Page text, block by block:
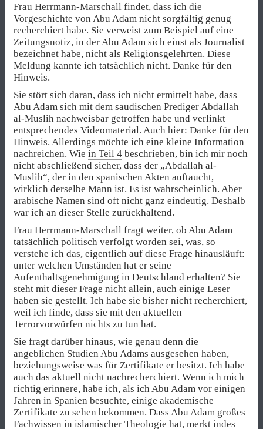
Frau Herrmann-Marschall findet, dass ich die
Vorgeschichte von Abu Adam nicht sorgfältig genug
recherchiert habe. Sie verweist zum Beispiel auf eine
Zeitungsnotiz, in der Abu Adam sich einst als Journalist
bezeichnet habe, nicht als Religionsgelehrten. Diese
Meldung kannte ich tatsächlich nicht. Danke für den
Hinweis.
Sie stört sich daran, dass ich nicht ermittelt habe, dass
Abu Adam sich mit dem saudischen Prediger Abdallah
al-Muslih nachweisbar getroffen habe und verlinkt
entsprechendes Videomaterial. Auch hier: Danke für den
Hinweis. Allerdings möchte ich eine kleine Information
nachreichen. Wie in Teil 4 beschrieben, bin ich mir noch
nicht abschließend sicher, dass der „Abdallah al-
Muslih“, der in den spanischen Akten auftaucht,
wirklich derselbe Mann ist. Es ist wahrscheinlich. Aber
arabische Namen sind oft nicht ganz eindeutig. Deshalb
war ich an dieser Stelle zurückhaltend.
Frau Herrmann-Marschall fragt weiter, ob Abu Adam
tatsächlich politisch verfolgt worden sei, was, so
verstehe ich das, eigentlich auf diese Frage hinausläuft:
unter welchen Umständen hat er seine
Aufenthaltsgenehmigung in Deutschland erhalten? Sie
steht mit dieser Frage nicht allein, auch einige Leser
haben sie gestellt. Ich habe sie bisher nicht recherchiert,
weil ich finde, dass sie mit den aktuellen
Terrorvorwürfen nichts zu tun hat.
Sie fragt darüber hinaus, wie genau denn die
angeblichen Studien Abu Adams ausgesehen haben,
beziehungsweise was für Zertifikate er besitzt. Ich habe
auch das aktuell nicht nachrecherchiert. Wenn ich mich
richtig erinnere, habe ich, als ich Abu Adam vor einigen
Jahren in Spanien besuchte, einige akademische
Zertifikate zu sehen bekommen. Dass Abu Adam großes
Fachwissen in islamischer Theologie hat, merkt indes